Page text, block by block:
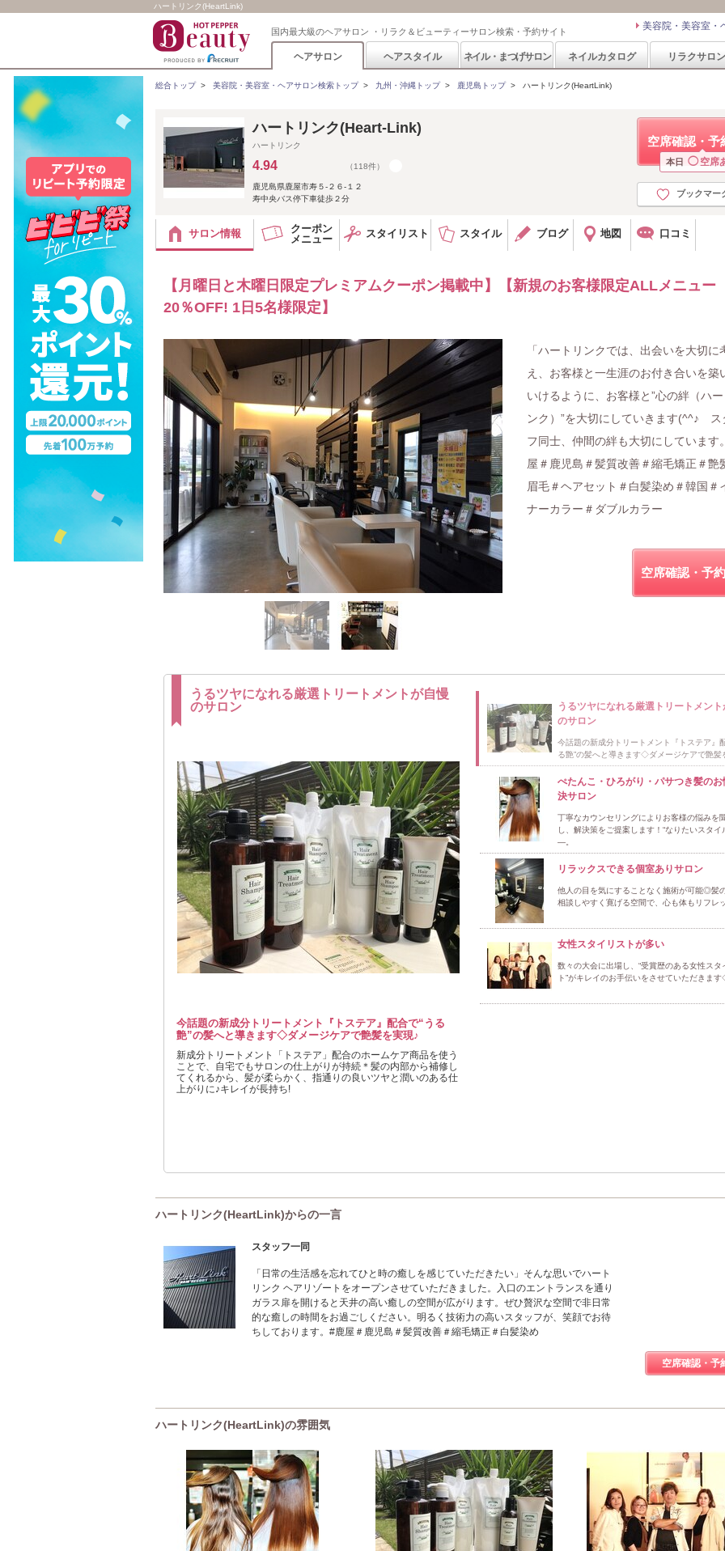
ハートリンク(HeartLink)
国内最大級のヘアサロン ・リラク＆ビューティーサロン検索・予約サイト 美容院・美容室・
ヘアサロン ヘアスタイル ネイル・まつげサロン ネイルカタログ リラクサロン
総合トップ> 美容院・美容室・ヘアサロン検索トップ> 九州・沖縄トップ> 鹿児島トップ> ハートリンク(HeartLink)
空席確認・予
本日 ◯ 空席
ブックマー
ハートリンク(Heart-Link)
ハートリンク
4.94 （118件）
鹿児島県鹿屋市寿５‐２６‐１２
寿中央バス停下車徒歩２分
サロン情報
クーポン
メニュー
スタイリスト スタイル ブログ 地図 口コミ
【月曜日と木曜日限定プレミアムクーポン掲載中】【新規のお客様限定ALLメニュー
20％OFF! 1日5名様限定】
「ハートリンクでは、出会いを大切に
え、お客様と一生涯のお付き合いを築
いけるように、お客様と”心の絆（ハ
ンク）”を大切にしていきます(^^♪ ス
フ同士、仲間の絆も大切にしています
屋＃鹿児島＃髪質改善＃縮毛矯正＃艶
眉毛＃ヘアセット＃白髪染め＃韓国＃
ナーカラー＃ダブルカラー
空席確認・予
うるツヤになれる厳選トリートメントが自慢
のサロン
今話題の新成分トリートメント『トステア』配合で“うる
艶”の髪へと導きます◇ダメージケアで艶髪を実現♪
新成分トリートメント「トステア」配合のホームケア商品を使う
ことで、自宅でもサロンの仕上がりが持続＊髪の内部から補修し
てくれるから、髪が柔らかく、指通りの良いツヤと潤いのある仕
上がりに♪キレイが長持ち!
うるツヤになれる厳選トリートメント
のサロン
今話題の新成分トリートメント『トステア』
る艶”の髪へと導きます◇ダメージケアで艶髪
ぺたんこ・ひろがり・パサつき髪のお
決サロン
丁寧なカウンセリングによりお客様の悩みを
し、解決策をご提案します！“なりたいスタイ
―。
リラックスできる個室ありサロン
他人の目を気にすることなく施術が可能◎髪
相談しやすく寛げる空間で、心も体もリフレ
女性スタイリストが多い
数々の大会に出場し、“受賞歴のある女性スタ
ト”がキレイのお手伝いをさせていただきま
ハートリンク(HeartLink)からの一言
スタッフ一同
「日常の生活感を忘れてひと時の癒しを感じていただきたい」そんな思いでハート
リンク ヘアリゾートをオープンさせていただきました。入口のエントランスを通り
ガラス扉を開けると天井の高い癒しの空間が広がります。ぜひ贅沢な空間で非日常
的な癒しの時間をお過ごしください。明るく技術力の高いスタッフが、笑顔でお待
ちしております。#鹿屋＃鹿児島＃髪質改善＃縮毛矯正＃白髪染め
空席確認・予
ハートリンク(HeartLink)の雰囲気